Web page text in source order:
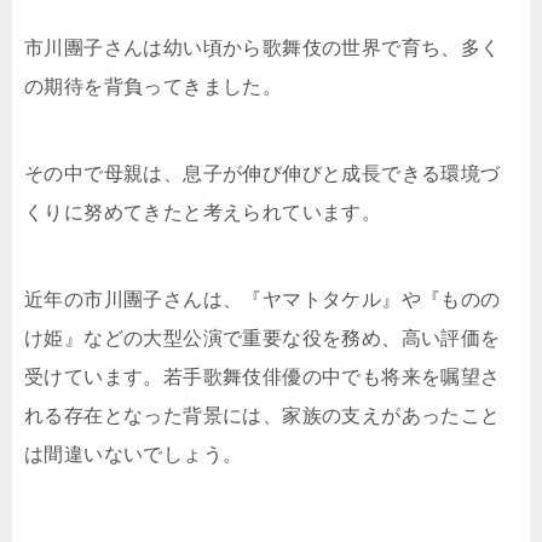
市川團子さんは幼い頃から歌舞伎の世界で育ち、多く
の期待を背負ってきました。
その中で母親は、息子が伸び伸びと成長できる環境づ
くりに努めてきたと考えられています。
近年の市川團子さんは、『ヤマトタケル』や『ものの
け姫』などの大型公演で重要な役を務め、高い評価を
受けています。若手歌舞伎俳優の中でも将来を嘱望さ
れる存在となった背景には、家族の支えがあったこと
は間違いないでしょう。